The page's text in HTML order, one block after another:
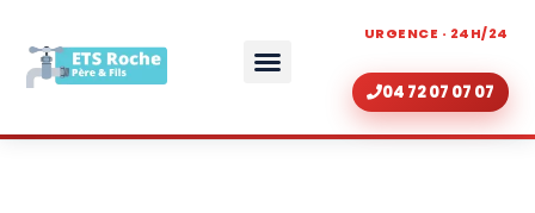
URGENCE · 24H/24
04 72 07 07 07